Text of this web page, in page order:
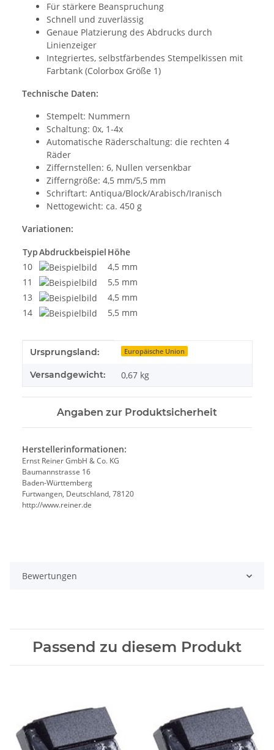
Für stärkere Beanspruchung
Schnell und zuverlässig
Genaue Platzierung des Abdrucks durch
Linienzeiger
Integriertes, selbstfärbendes Stempelkissen mit
Farbtank (Colorbox Größe 1)
Technische Daten:
Stempelt: Nummern
Schaltung: 0x, 1-4x
Automatische Räderschaltung: die rechten 4
Räder
Ziffernstellen: 6, Nullen versenkbar
Zifferngröße: 4,5 mm/5,5 mm
Schriftart: Antiqua/Block/Arabisch/Iranisch
Nettogewicht: ca. 450 g
Variationen:
TypAbdruckbeispiel Höhe
10
4,5 mm
11
5,5 mm
13
4,5 mm
14
5,5 mm
Produkteigenschaft
Wert
Ursprungsland: Europäische Union
Versandgewicht: 0,67 kg
Angaben zur Produktsicherheit
Herstellerinformationen:
Ernst Reiner GmbH & Co. KG
Baumannstrasse 16
Baden-Württemberg
Furtwangen, Deutschland, 78120
http://www.reiner.de
Bewertungen
Passend zu diesem Produkt